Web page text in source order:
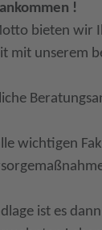
!
bieten wir
mit unserem
wichtigen
ist es